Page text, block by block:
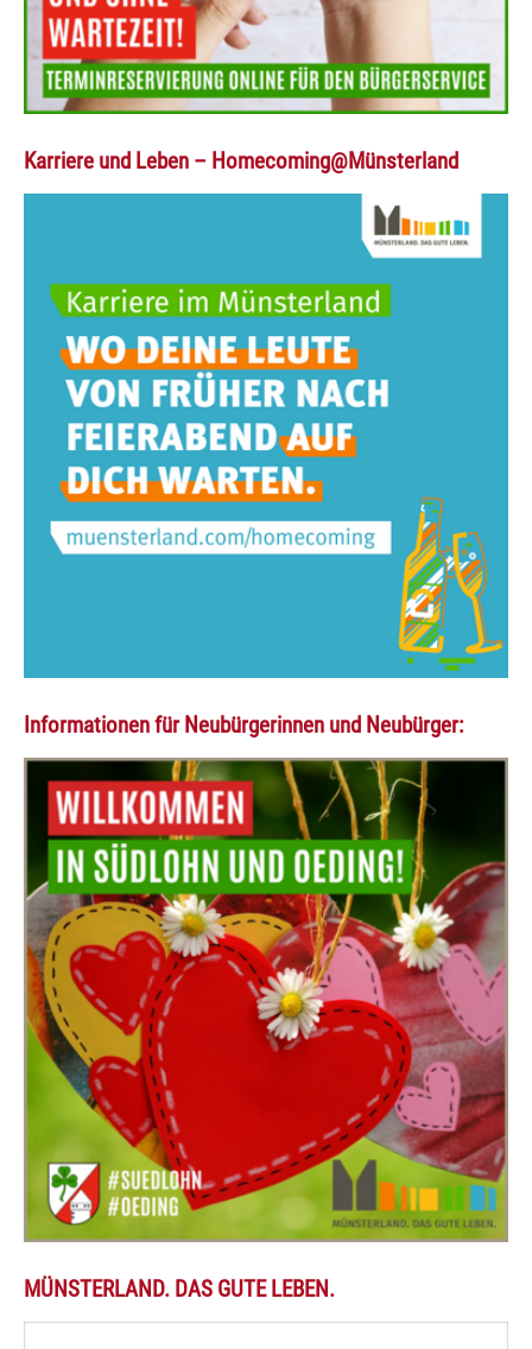
Karriere und Leben – Homecoming@Münsterland
Informationen für Neubürgerinnen und Neubürger:
MÜNSTERLAND. DAS GUTE LEBEN.